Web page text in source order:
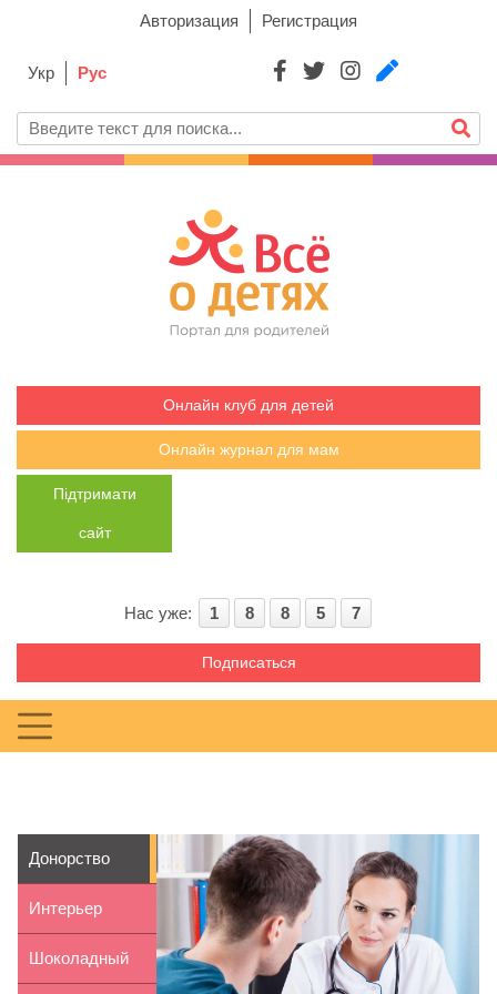
Авторизация Регистрация
Укр Рус
Онлайн клуб для детей
Онлайн журнал для мам
Підтримати
сайт
Нас уже: 1 8 8 5 7
Подписаться
Донорство
спермы для
зачатия ре...
Интерьер
спальни в
Шоколадный